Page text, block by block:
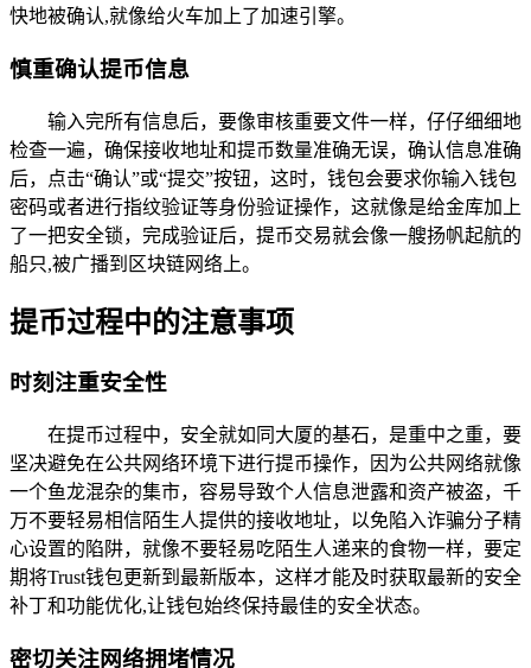
快地被确认,就像给火车加上了加速引擎。
慎重确认提币信息
输入完所有信息后，要像审核重要文件一样，仔仔细细地
检查一遍，确保接收地址和提币数量准确无误，确认信息准确
后，点击“确认”或“提交”按钮，这时，钱包会要求你输入钱包
密码或者进行指纹验证等身份验证操作，这就像是给金库加上
了一把安全锁，完成验证后，提币交易就会像一艘扬帆起航的
船只,被广播到区块链网络上。
提币过程中的注意事项
时刻注重安全性
在提币过程中，安全就如同大厦的基石，是重中之重，要
坚决避免在公共网络环境下进行提币操作，因为公共网络就像
一个鱼龙混杂的集市，容易导致个人信息泄露和资产被盗，千
万不要轻易相信陌生人提供的接收地址，以免陷入诈骗分子精
心设置的陷阱，就像不要轻易吃陌生人递来的食物一样，要定
期将Trust钱包更新到最新版本，这样才能及时获取最新的安全
补丁和功能优化,让钱包始终保持最佳的安全状态。
密切关注网络拥堵情况